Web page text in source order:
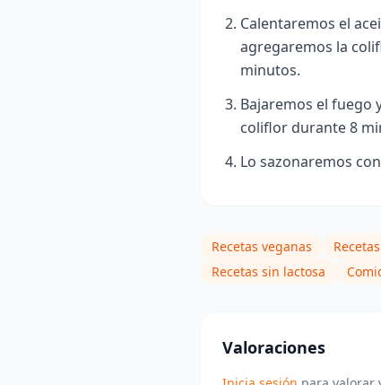
Calentaremos el
agregaremos la
minutos.
Bajaremos el fuego
coliflor durante 8
Lo sazonaremos
Recetas veganas
Recetas sin lactosa
Valoraciones